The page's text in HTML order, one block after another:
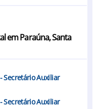
em Paraúna, Santa
Secretário Auxiliar
Secretário Auxiliar